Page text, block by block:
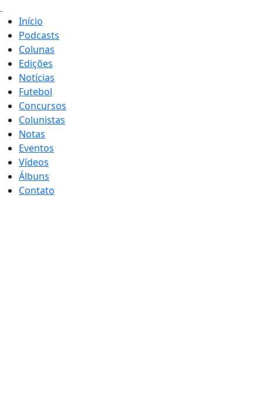
Início
Podcasts
Colunas
Edições
Notícias
Futebol
Concursos
Colunistas
Notas
Eventos
Vídeos
Álbuns
Contato